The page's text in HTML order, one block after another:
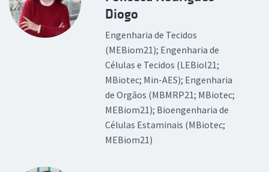
Diogo
Engenharia de Tecidos
(MEBiom21); Engenharia de
Células e Tecidos (LEBiol21;
MBiotec; Min-AES); Engenharia
de Orgãos (MBMRP21; MBiotec;
MEBiom21); Bioengenharia de
Células Estaminais (MBiotec;
MEBiom21)